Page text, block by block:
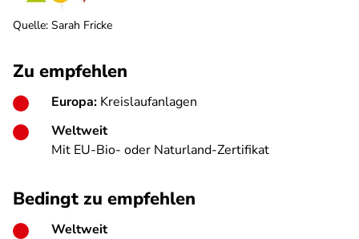
Quelle: Sarah Fricke
Zu empfehlen
Europa: Kreislaufanlagen
Weltweit
Mit EU-Bio- oder Naturland-Zertifikat
Bedingt zu empfehlen
Weltweit